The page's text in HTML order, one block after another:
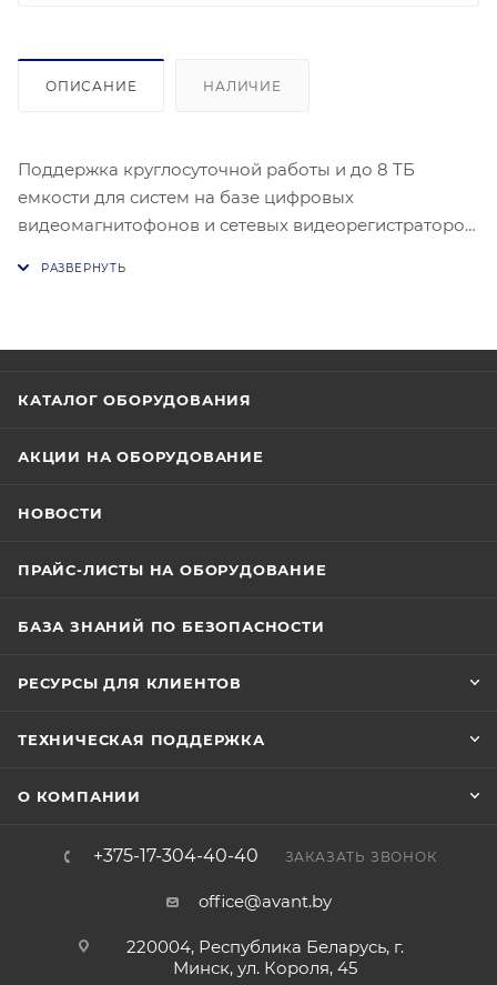
ОПИСАНИЕ НАЛИЧИЕ
Поддержка круглосуточной работы и до 8 ТБ
емкости для систем на базе цифровых
видеомагнитофонов и сетевых видеорегистраторов.
КАТАЛОГ ОБОРУДОВАНИЯ
АКЦИИ НА ОБОРУДОВАНИЕ
НОВОСТИ
ПРАЙС-ЛИСТЫ НА ОБОРУДОВАНИЕ
БАЗА ЗНАНИЙ ПО БЕЗОПАСНОСТИ
РЕСУРСЫ ДЛЯ КЛИЕНТОВ
ТЕХНИЧЕСКАЯ ПОДДЕРЖКА
О КОМПАНИИ
+375-17-304-40-40 ЗАКАЗАТЬ ЗВОНОК
office@avant.by
220004, Республика Беларусь, г.
Минск, ул. Короля, 45